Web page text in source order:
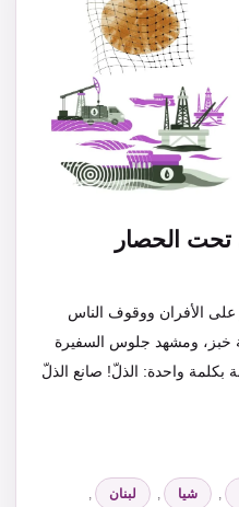
تحت الحصار
على الأفران ووقوف الناس
خبز، ومشهد جلوس السفيرة
بكلمة واحدة: الذلّ! صانع الذلّ
شيا لبنان